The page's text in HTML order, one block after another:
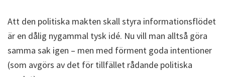
Att den politiska makten skall styra informationsflödet
är en dålig nygammal tysk idé. Nu vill man alltså göra
samma sak igen – men med förment goda intentioner
(som avgörs av det för tillfället rådande politiska